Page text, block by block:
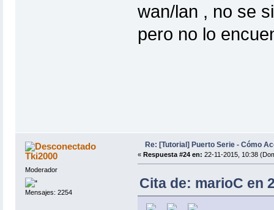
wan/lan , no se
pero no lo
Tki2000
Moderador
Mensajes: 2254
Re: [Tutorial] Puerto Serie - Cómo
« Respuesta #24 en: 22-11-2015, 10:38
Cita de: marioC en